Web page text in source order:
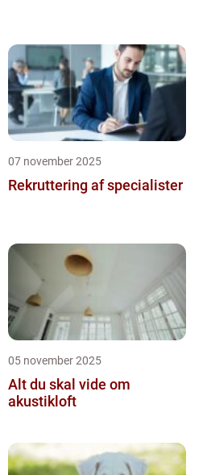
07 november 2025
Rekruttering af specialister
05 november 2025
Alt du skal vide om
akustikloft